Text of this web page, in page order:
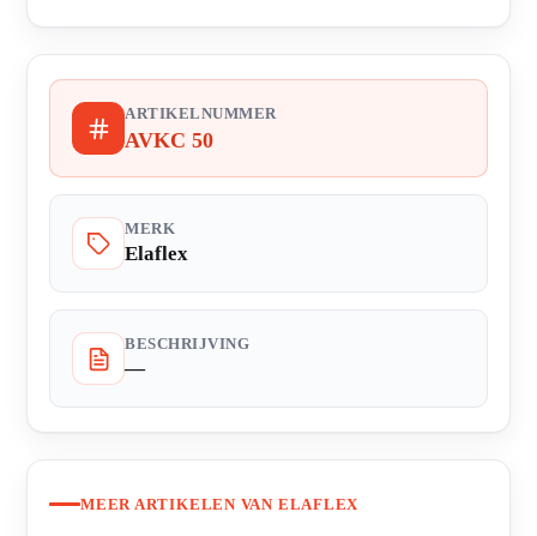
ARTIKELNUMMER
AVKC 50
MERK
Elaflex
BESCHRIJVING
—
MEER ARTIKELEN VAN ELAFLEX